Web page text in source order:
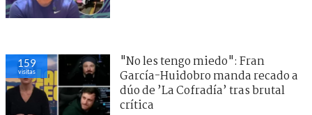
159
visitas
"No les tengo miedo": Fran
García-Huidobro manda recado a
dúo de ’La Cofradía’ tras brutal
crítica